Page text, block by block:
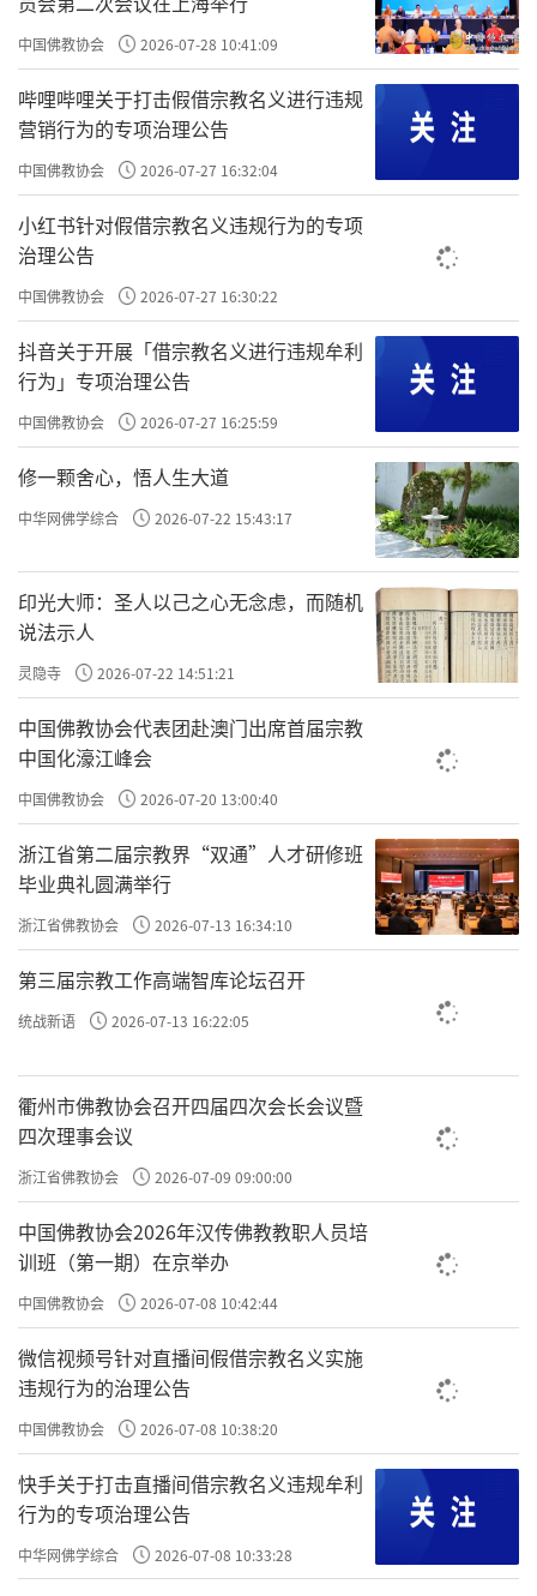
确道路”。和平、和睦、和谐是中华文明五千
多年来一直传承的理念，中华文明以开放包容
闻名于世，倡导求同存异、和而不同、尊重包
容，在同其他文明交流互鉴中不断焕发新的生
命力。
王沪宁表示，本届论坛以“同愿同行·和
合共生”为主题，是展现中国佛教开放包容、
推动世界佛教文化传承发展、加强人类文明交
流互鉴的一次盛会。希望广大佛教界人士弘扬
佛教优良传统，凝聚向上向善力量，顺应时代
进步要求开展好教理教义阐释，推动不同文明
交流对话，倡导不同信仰和谐共生，共同为世
界和平发展、人类文明进步贡献智慧和力量。
王沪宁表示，中国奉行宗教信仰自由政
策，鼓励和支持宗教界在独立自主、平等友
好、相互尊重的基础上开展对外交往。中国佛
教一直是世界佛教传承发展的重要推动力量，
中国政府支持中国佛教界主动参与全球宗教与
文明对话，同各国佛教界开展友好交流，推动
民间往来，促进民心相通。
王沪宁表示，习近平主席提出构建人类命
运共同体重大理念，提出全球发展倡议、全球
安全倡议、全球文明倡议“三大倡议”，为应
对人类共同挑战提供新方案，为建设美好世界
绘就新蓝图，给变乱交织的世界注入了稳定
道，以人类前途为怀、以人民福祉为念，推动
构建人类命运共同体。
论坛开幕式前，王沪宁会见了参加论坛的
嘉宾代表。石泰峰参加会见并出席开幕式。
中国佛教协会 2026-07-28 10:41:09
哔哩哔哩关于打击假借宗教名义进行违规
营销行为的专项治理公告
中国佛教协会 2026-07-27 16:32:04
小红书针对假借宗教名义违规行为的专项
治理公告
中国佛教协会 2026-07-27 16:30:22
抖音关于开展「借宗教名义进行违规牟利
行为」专项治理公告
中国佛教协会 2026-07-27 16:25:59
修一颗舍心，悟人生大道
中华网佛学综合 2026-07-22 15:43:17
印光大师：圣人以己之心无念虑，而随机
说法示人
灵隐寺 2026-07-22 14:51:21
中国佛教协会代表团赴澳门出席首届宗教
中国化濠江峰会
中国佛教协会 2026-07-20 13:00:40
浙江省第二届宗教界“双通”人才研修班
毕业典礼圆满举行
浙江省佛教协会 2026-07-13 16:34:10
第三届宗教工作高端智库论坛召开
统战新语 2026-07-13 16:22:05
衢州市佛教协会召开四届四次会长会议暨
四次理事会议
浙江省佛教协会 2026-07-09 09:00:00
中国佛教协会2026年汉传佛教教职人员培
训班（第一期）在京举办
中国佛教协会 2026-07-08 10:42:44
微信视频号针对直播间假借宗教名义实施
违规行为的治理公告
中国佛教协会 2026-07-08 10:38:20
快手关于打击直播间借宗教名义违规牟利
行为的专项治理公告
中华网佛学综合 2026-07-08 10:33:28